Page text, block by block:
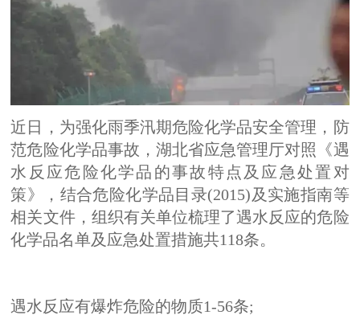
近日，为强化雨季汛期危险化学品安全管理，防
范危险化学品事故，湖北省应急管理厅对照《遇
水反应危险化学品的事故特点及应急处置对
策》，结合危险化学品目录(2015)及实施指南等
相关文件，组织有关单位梳理了遇水反应的危险
化学品名单及应急处置措施共118条。
遇水反应有爆炸危险的物质1-56条;